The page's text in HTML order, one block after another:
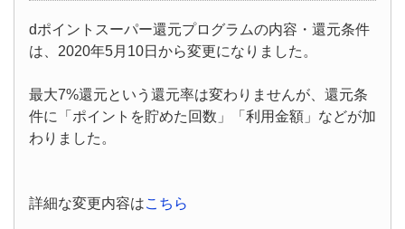
dポイントスーパー還元プログラムの内容・還元条件
は、2020年5月10日から変更になりました。
最大7%還元という還元率は変わりませんが、還元条
件に「ポイントを貯めた回数」「利用金額」などが加
わりました。
詳細な変更内容はこちら